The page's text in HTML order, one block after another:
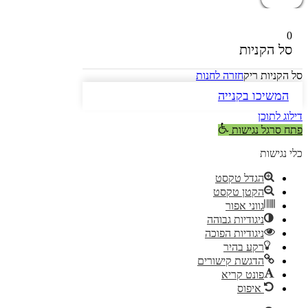
0
סל הקניות
סל הקניות ריקחזרה לחנות
המשיכו בקנייה
דילוג לתוכן
פתח סרגל נגישות
כלי נגישות
הגדל טקסט
הקטן טקסט
גווני אפור
ניגודיות גבוהה
ניגודיות הפוכה
רקע בהיר
הדגשת קישורים
פונט קריא
איפוס